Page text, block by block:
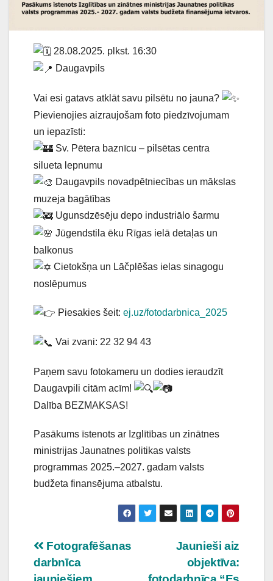
28.08.2025. plkst. 16:30
Daugavpils
Vai esi gatavs atklāt savu pilsētu no jauna?
Pievienojies aizraujošam foto piedzīvojumam
un iepazīsti:
Sv. Pētera baznīcu – pilsētas centra
silueta lepnumu
Daugavpils novadpētniecības un mākslas
muzeja bagātības
Ugunsdzēsēju depo industriālo šarmu
Jūgendstila ēku Rīgas ielā detaļas un
balkonus
Cietokšņa un Lāčplēšas ielas sinagogu
noslēpumus
Piesakies šeit: ej.uz/fotodarbnica_2025
Vai zvani: 22 32 94 43
Paņem savu fotokameru un dodies ieraudzīt
Daugavpili citām acīm!
Dalība BEZMAKSAS!
Pasākums īstenots ar Izglītības un zinātnes
ministrijas Jaunatnes politikas valsts
programmas 2025.–2027. gadam valsts
budžeta finansējuma atbalstu.
Ziņu
izvēlne
Jaunieši aiz
objektīva:
Fotografēšanas
darbnīca